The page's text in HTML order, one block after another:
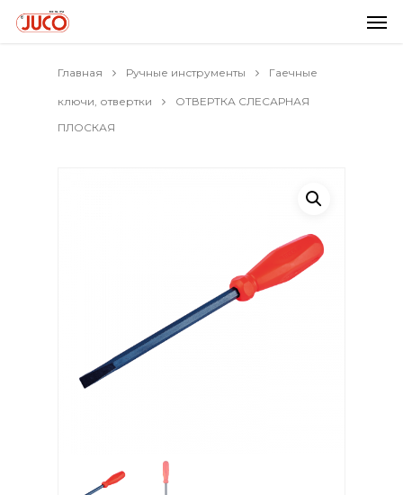
Главная Ручные инструменты Гаечные
ключи, отвертки
ОТВЕРТКА СЛЕСАРНАЯ
ПЛОСКАЯ